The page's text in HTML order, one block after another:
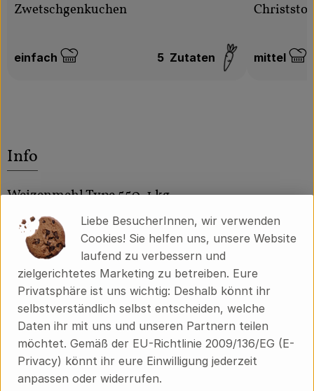
Zwetschgenkuchen
Schwierigkeit:
einfach 5 Zutaten mittel
Info
Weizenmehl Type 550, 1 kg
Ein helles, fein ausgemahlenes Mehl mit
hervorragenden Backeigenschaften. Das Alnatura
Weizenmehl Type 550 ist vielseitig zu verwenden: für
süßes und salziges Gebäck, Kuchen sowie helle Brote
und Brötchen. Der Weizen stammt aus Bioland-Anbau.
Zutaten:
Weizenmehl* Type 550
*aus biologischer Landwirtschaft
Liebe BesucherInnen, wir verwenden
Cookies! Sie helfen uns, unsere Website
laufend zu verbessern und
zielgerichtetes Marketing zu betreiben. Eure
Privatsphäre ist uns wichtig: Deshalb könnt ihr
selbstverständlich selbst entscheiden, welche
Daten ihr mit uns und unseren Partnern teilen
möchtet. Gemäß der EU-Richtlinie 2009/136/EG (E-
Privacy) könnt ihr eure Einwilligung jederzeit
anpassen oder widerrufen.